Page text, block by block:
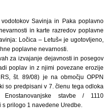
Savinja in Paka poplavno
in karte razredov poplavne
Ločica – Letuš« je ugotovljeno,
poplavne nevarnosti.
za izvajanje dejavnosti in posegov
poplav in z njimi povezane erozije
št. 89/08) je na območju OPPN
so predpisani v 7. členu tega odloka
stavbe / 1110
prilogo 1 navedene Uredbe.